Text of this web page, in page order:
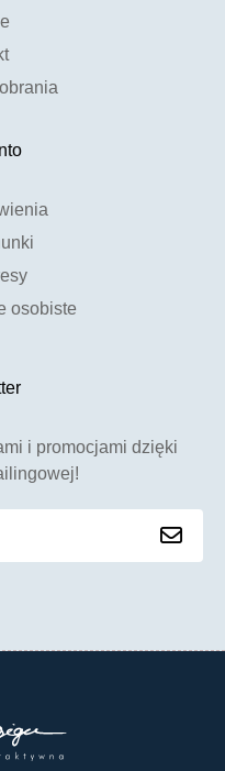
osobiste
i promocjami dzięki